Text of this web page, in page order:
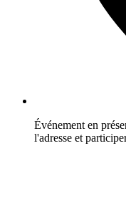
Événement en
l'adresse et